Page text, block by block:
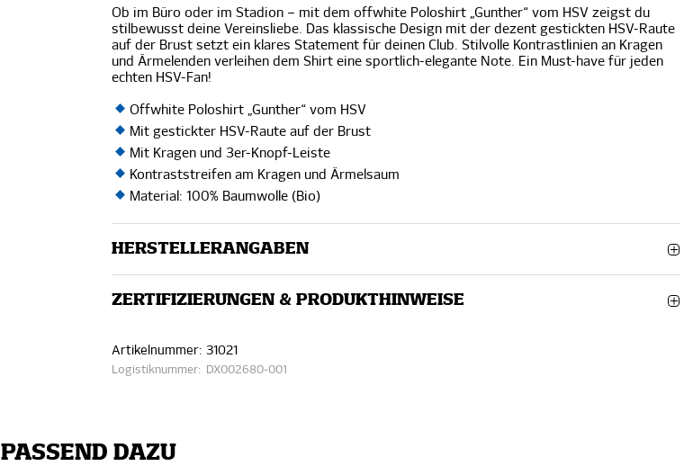
Ob im Büro oder im Stadion – mit dem offwhite Poloshirt „Gunther“ vom HSV zeigst du
stilbewusst deine Vereinsliebe. Das klassische Design mit der dezent gestickten HSV-Raute
auf der Brust setzt ein klares Statement für deinen Club. Stilvolle Kontrastlinien an Kragen
und Ärmelenden verleihen dem Shirt eine sportlich-elegante Note. Ein Must-have für jeden
echten HSV-Fan!
Offwhite Poloshirt „Gunther“ vom HSV
Mit gestickter HSV-Raute auf der Brust
Mit Kragen und 3er-Knopf-Leiste
Kontraststreifen am Kragen und Ärmelsaum
Material: 100% Baumwolle (Bio)
HERSTELLERANGABEN
ZERTIFIZIERUNGEN & PRODUKTHINWEISE
Artikelnummer: 31021
Logistiknummer: DX002680-001
PASSEND DAZU